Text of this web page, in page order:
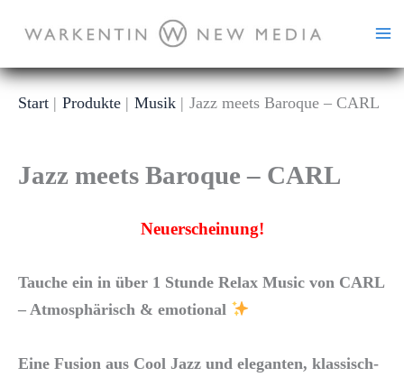
Inhalt
springen
Start
Produkte Musik Jazz meets Baroque – CARL
Jazz meets Baroque – CARL
Neuerscheinung!
Tauche ein in über 1 Stunde Relax Music von CARL
– Atmosphärisch & emotional
Eine Fusion aus Cool Jazz und eleganten, klassisch-